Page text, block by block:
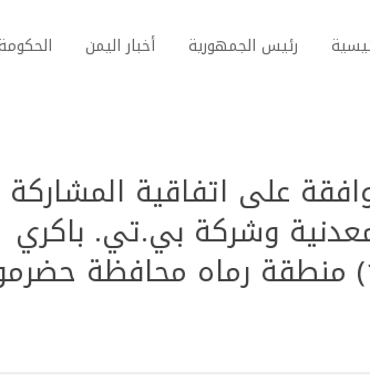
رئيس الجمهورية أخبار اليمن
1997م بشأن الموافقة على اتفاقية المشاركة
وشركة بي.تي. باكري